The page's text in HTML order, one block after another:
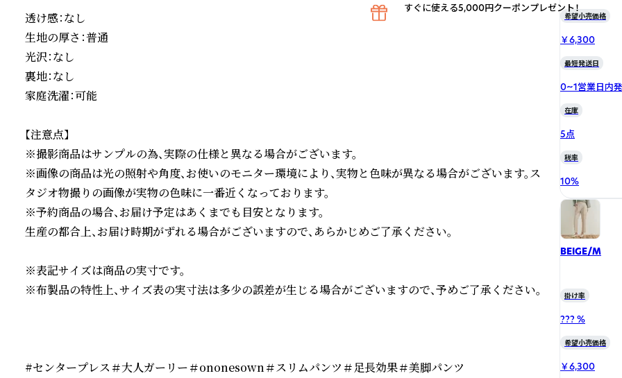
透け感：なし
生地の厚さ：普通
光沢：なし
裏地：なし
家庭洗濯：可能
【注意点】
※撮影商品はサンプルの為、実際の仕様と異なる場合がございます。
※画像の商品は光の照射や角度、お使いのモニター環境により、実物と色味が異なる場合がございます。ス
タジオ物撮りの画像が実物の色味に一番近くなっております。
※予約商品の場合、お届け予定はあくまでも目安となります。
生産の都合上、お届け時期がずれる場合がございますので、あらかじめご了承ください。
※表記サイズは商品の実寸です。
※布製品の特性上、サイズ表の実寸法は多少の誤差が生じる場合がございますので、予めご了承ください。
#センタープレス＃大人ガーリー＃ononesown＃スリムパンツ＃足長効果＃美脚パンツ
希望小売価格
￥6,300
最短発送日
0~1営業日内
在庫
5点
税率
10%
BEIGE/M
掛け率
??? %
希望小売価格
￥6,300
すぐに使える5,000円クーポンプレゼント！